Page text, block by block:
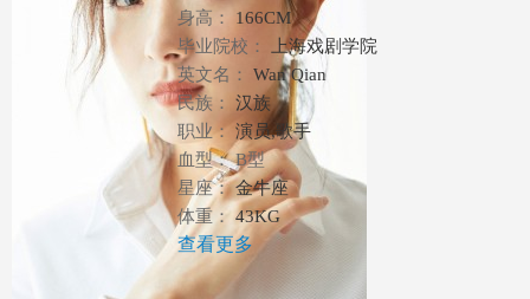
身高：
166CM
毕业院校：
上海戏剧学院
英文名：
Wan Qian
民族：
汉族
职业： 演员,歌手
血型： B型
星座：金牛座
体重： 43KG
查看更多